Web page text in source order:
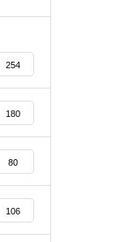
254
180
80
106